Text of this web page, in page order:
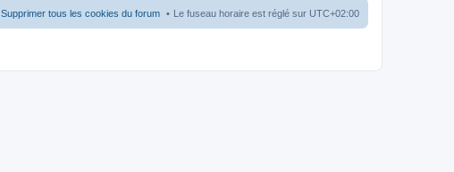
Le fuseau horaire est réglé sur UTC+02:00
Supprimer tous les cookies du forum